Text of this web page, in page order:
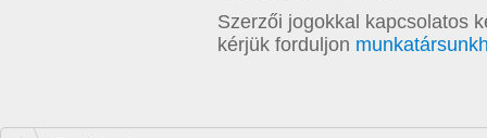
Szerzői jogokkal kapcsolatos
kérjük forduljon